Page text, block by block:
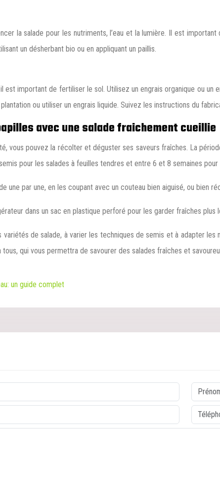
la salade pour les nutriments, l’eau et la lumière. Il est
un désherbant bio ou en appliquant un paillis.
est important de fertiliser le sol. Utilisez un engrais organique ou
ou utiliser un engrais liquide. Suivez les instructions du
avec une salade fraichement cueillie
vous pouvez la récolter et déguster ses saveurs fraîches. La
pour les salades à feuilles tendres et entre 6 et 8 semaines pour
une par une, en les coupant avec un couteau bien aiguisé, ou bien
dans un sac en plastique perforé pour les garder fraîches plus
de salade, à varier les techniques de semis et à adapter
qui vous permettra de savourer des salades fraîches et
un guide complet